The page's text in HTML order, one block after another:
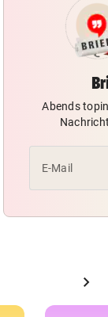
Abends
E-Mail
chevron_right